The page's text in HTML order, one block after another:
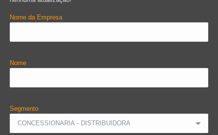
Nome da Empresa
Nome
Segmento